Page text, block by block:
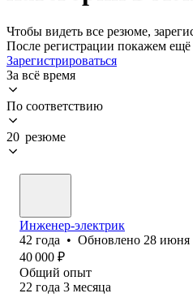
Чтобы видеть все резюме,
После регистрации покажем
Зарегистрироваться
За всё время
По соответствию
20 резюме
Инженер-электрик
42 года • Обновлено 28 июня
40 000 ₽
Общий опыт
22 года 3 месяца